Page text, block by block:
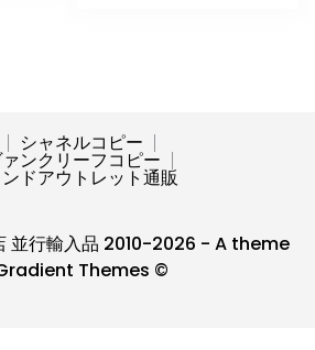
シャネルコピー
ンクリーフコピー
ドアウトレット通販
並行輸入品 2010-2026 - A theme
Themes ©